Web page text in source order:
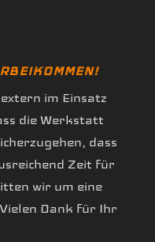
im Einsatz
die Werkstatt
dass
Zeit für
wir um eine
Dank für Ihr